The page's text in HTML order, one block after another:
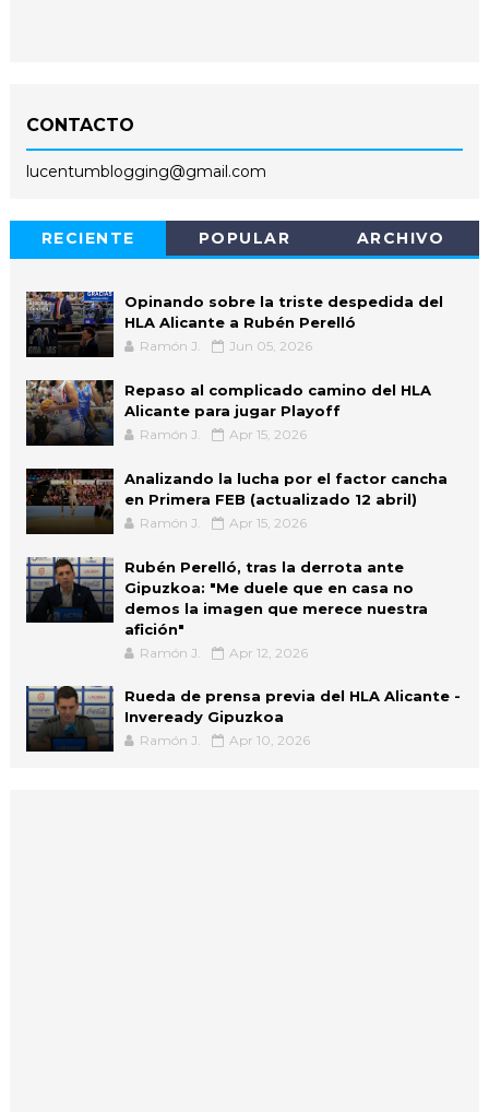
CONTACTO
lucentumblogging@gmail.com
RECIENTE POPULAR ARCHIVO
Opinando sobre la triste despedida del
HLA Alicante a Rubén Perelló
Ramón J. Jun 05, 2026
Repaso al complicado camino del HLA
Alicante para jugar Playoff
Ramón J. Apr 15, 2026
Analizando la lucha por el factor cancha
en Primera FEB (actualizado 12 abril)
Ramón J. Apr 15, 2026
Rubén Perelló, tras la derrota ante
Gipuzkoa: "Me duele que en casa no
demos la imagen que merece nuestra
afición"
Ramón J. Apr 12, 2026
Rueda de prensa previa del HLA Alicante -
Inveready Gipuzkoa
Ramón J. Apr 10, 2026